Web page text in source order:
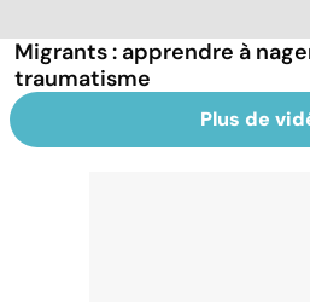
Migrants : apprendre à
traumatisme
Plus de